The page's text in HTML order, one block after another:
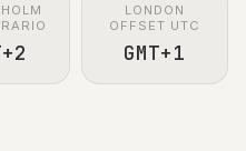
LONDON
OFFSET UTC
GMT+1